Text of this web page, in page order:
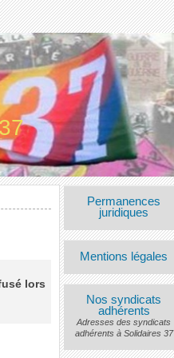
lors
Permanences
juridiques
Mentions légales
Nos syndicats
adhérents
Adresses des syndicats
adhérents à Solidaires 37